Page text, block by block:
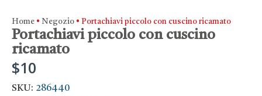
Home • Negozio • Portachiavi piccolo con cuscino ricamato
Portachiavi piccolo con cuscino
ricamato
$10
SKU: 286440